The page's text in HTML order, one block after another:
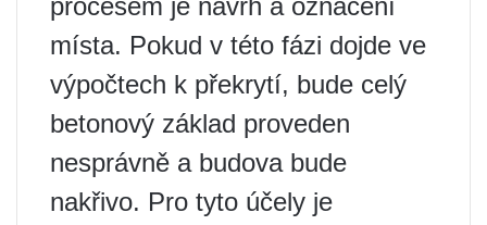
procesem je návrh a označení
místa. Pokud v této fázi dojde ve
výpočtech k překrytí, bude celý
betonový základ proveden
nesprávně a budova bude
nakřivo. Pro tyto účely je